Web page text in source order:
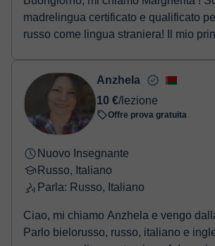
madrelingua certificato e qualificato
russo come lingua
Anzhela
10 €/lezione
Offre prova gratuita
Nuovo Insegnante
Russo, Italiano
Parla: Russo, Italiano
Ciao, mi chiamo Anzhela e vengo
Parlo bielorusso, russo, italiano e